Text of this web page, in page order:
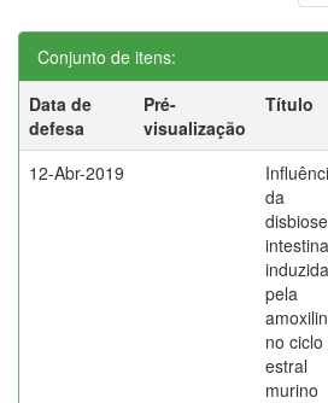
Conjunto de itens:
Data de
defesa
Pré-
visualização
Título
12-Abr-2019
da
disbiose
induzida
pela
no ciclo
estral
murino